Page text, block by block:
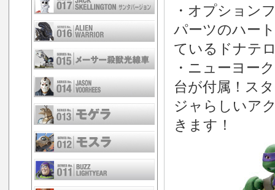
・オプション
パーツのハー
ているドナテ
・ニューヨー
台が付属！ス
ジャらしいア
きます！